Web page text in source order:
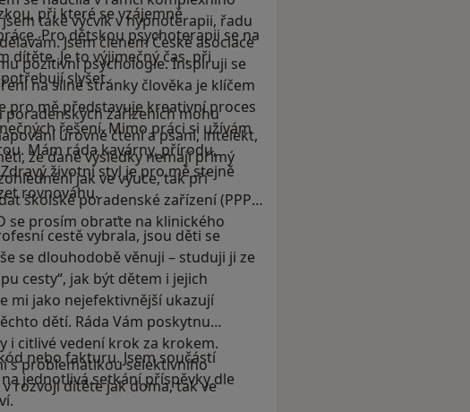
také výcvik v hypnoterapii, řadu
Jsem členem České asociace
pozitivní psychologie. Inspiruji se
na silné stránky člověka je klíčem
pro mě představuje kreativní proces
řešení. Mimo práci si užívám
Mám ráda kavárny, přírodu,
životní styl je pro mě stejně
rovnováhu.
při které se vzájemně
Pro dětskou psychoterapii se na
dítěte. Je to výjimečný čas, při
slyšet.
zařízeních mohu
úrovně čtení a psaní, intelekt,
že dané výsledky nemají přímý
jak ve výuce, tak při
školské poradenské zařízení (PPP,
se prosím obraťte na klinického
cestě vybrala, jsou děti se
se dlouhodobě věnuji – studuji ji ze
cesty“, jak být dětem i jejich
mi jako nejefektivnější ukazují
dětí. Ráda Vám poskytnu
i citlivé vedení krok za krokem.
s problematikou selektivního
rozvoji dítěte jak doma, tak ve
nebo fakturu. Jsem součástí
jednotlivá setkání příspěvky dle